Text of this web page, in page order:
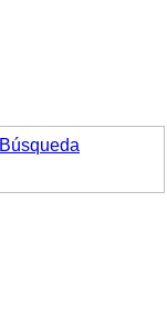
Búsqueda